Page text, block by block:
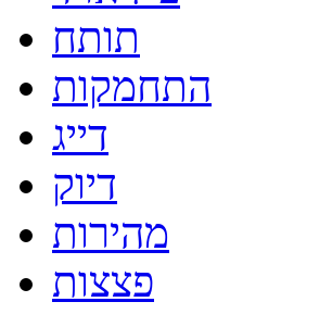
תותח
התחמקות
דייג
דיוק
מהירות
פצצות